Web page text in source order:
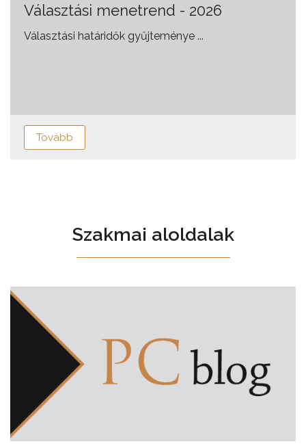
Választási menetrend - 2026
Választási határidők gyűjteménye ...
Tovább
Szakmai aloldalak